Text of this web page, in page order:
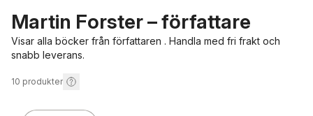
Martin Forster – författare
Visar alla böcker från författaren . Handla med fri frakt och
snabb leverans.
10 produkter